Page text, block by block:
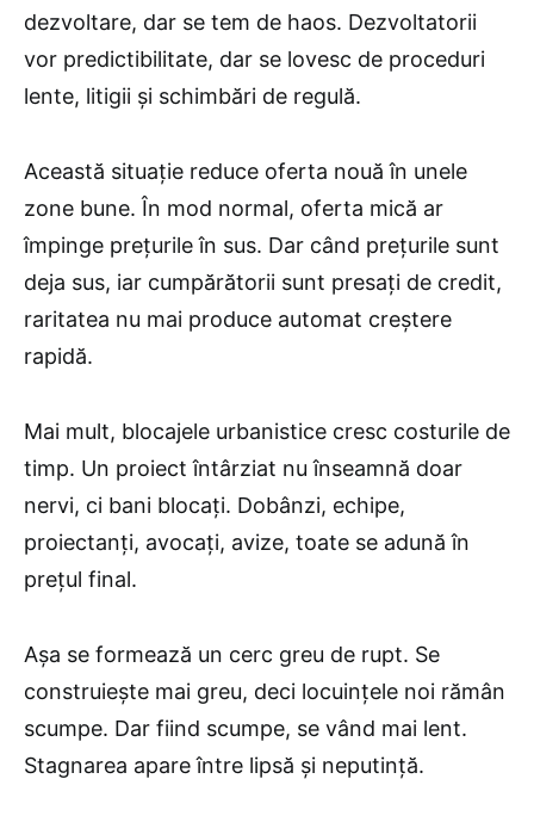
dezvoltare, dar se tem de haos. Dezvoltatorii
vor predictibilitate, dar se lovesc de proceduri
lente, litigii și schimbări de regulă.
Această situație reduce oferta nouă în unele
zone bune. În mod normal, oferta mică ar
împinge prețurile în sus. Dar când prețurile sunt
deja sus, iar cumpărătorii sunt presați de credit,
raritatea nu mai produce automat creștere
rapidă.
Mai mult, blocajele urbanistice cresc costurile de
timp. Un proiect întârziat nu înseamnă doar
nervi, ci bani blocați. Dobânzi, echipe,
proiectanți, avocați, avize, toate se adună în
prețul final.
Așa se formează un cerc greu de rupt. Se
construiește mai greu, deci locuințele noi rămân
scumpe. Dar fiind scumpe, se vând mai lent.
Stagnarea apare între lipsă și neputință.